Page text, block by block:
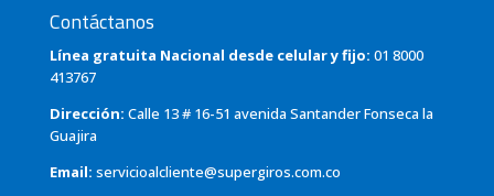
Contáctanos
Línea gratuita Nacional desde celular y fijo: 01 8000
413767
Dirección: Calle 13 # 16-51 avenida Santander Fonseca la
Guajira
Email: servicioalcliente@supergiros.com.co